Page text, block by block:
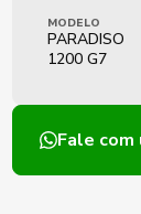
MODELO
PARADISO
1200 G7
Fale